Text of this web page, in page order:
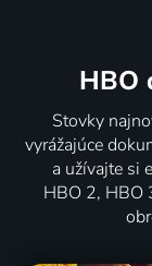
HBO
Stovky
vyrážajúce
a užívajte si
HBO 2, HBO